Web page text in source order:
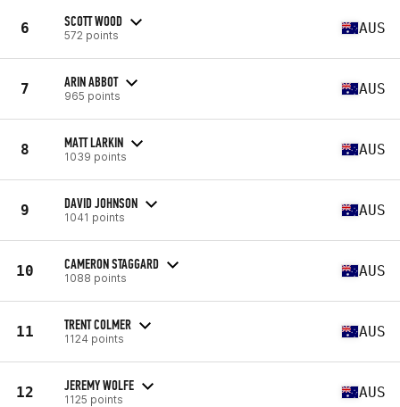
6 SCOTT WOOD
572 points AUS
7 ARIN ABBOT
965 points AUS
8 MATT LARKIN
1039 points AUS
9 DAVID JOHNSON
1041 points AUS
10 CAMERON STAGGARD
1088 points AUS
11 TRENT COLMER
1124 points AUS
12 JEREMY WOLFE
1125 points AUS